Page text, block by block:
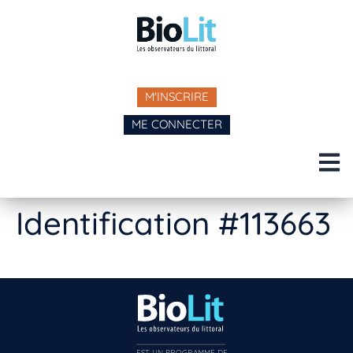
M'INSCRIRE
ME CONNECTER
Identification #113663